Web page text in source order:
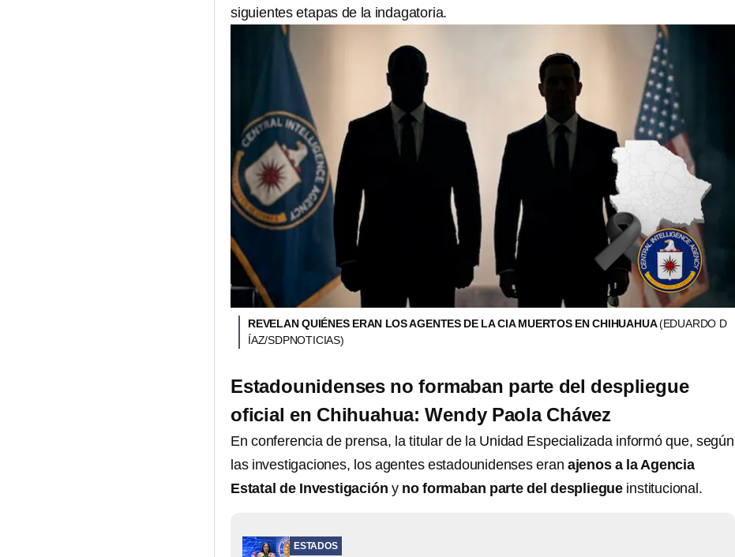
siguientes etapas de la indagatoria.
REVELAN QUIÉNES ERAN LOS AGENTES DE LA CIA MUERTOS EN CHIHUAHUA(EDUARDO D
ÍAZ/SDPNOTICIAS)
Estadounidenses no formaban parte del despliegue
oficial en Chihuahua: Wendy Paola Chávez
En conferencia de prensa, la titular de la Unidad Especializada informó que, según
las investigaciones, los agentes estadounidenses eran ajenos a la Agencia
Estatal de Investigación y no formaban parte del despliegue institucional.
ESTADOS